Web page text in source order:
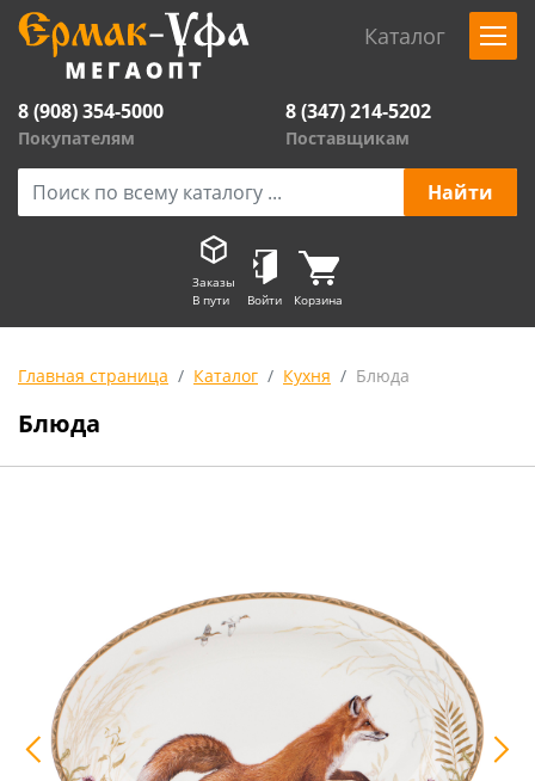
Каталог
8 (908) 354-5000
Покупателям
8 (347) 214-5202
Поставщикам
Заказы
В пути
Войти Корзина
Главная страница Каталог Кухня Блюда
Блюда